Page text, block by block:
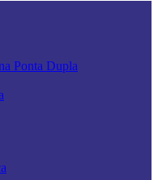
Ponta Dupla